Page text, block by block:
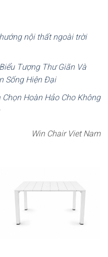
nội thất ngoài trời
Tượng Thư Giãn Và
Sống Hiện Đại
Hoàn Hảo Cho Không
Win Chair Viet Nam